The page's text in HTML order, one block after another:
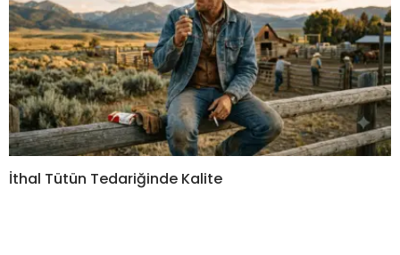
İthal Tütün Tedariğinde Kalite